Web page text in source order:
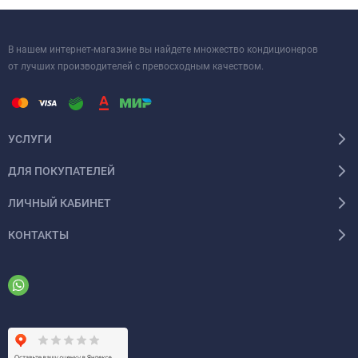
В нашем интернет-магазине вы найдете множество кондиционеров
от лучших производителей с превосходным качеством.
УСЛУГИ
ДЛЯ ПОКУПАТЕЛЕЙ
ЛИЧНЫЙ КАБИНЕТ
КОНТАКТЫ